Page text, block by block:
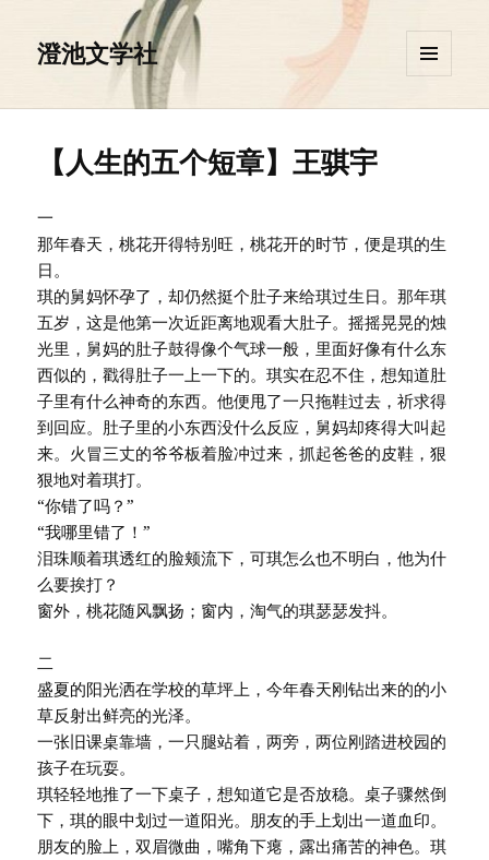
澄池文学社
挂件
【人生的五个短章】王骐宇
一
那年春天，桃花开得特别旺，桃花开的时节，便是琪的生
日。
琪的舅妈怀孕了，却仍然挺个肚子来给琪过生日。那年琪
五岁，这是他第一次近距离地观看大肚子。摇摇晃晃的烛
光里，舅妈的肚子鼓得像个气球一般，里面好像有什么东
西似的，戳得肚子一上一下的。琪实在忍不住，想知道肚
子里有什么神奇的东西。他便甩了一只拖鞋过去，祈求得
到回应。肚子里的小东西没什么反应，舅妈却疼得大叫起
来。火冒三丈的爷爷板着脸冲过来，抓起爸爸的皮鞋，狠
狠地对着琪打。
“你错了吗？”
“我哪里错了！”
泪珠顺着琪透红的脸颊流下，可琪怎么也不明白，他为什
么要挨打？
窗外，桃花随风飘扬；窗内，淘气的琪瑟瑟发抖。
二
盛夏的阳光洒在学校的草坪上，今年春天刚钻出来的的小
草反射出鲜亮的光泽。
一张旧课桌靠墙，一只腿站着，两旁，两位刚踏进校园的
孩子在玩耍。
琪轻轻地推了一下桌子，想知道它是否放稳。桌子骤然倒
下，琪的眼中划过一道阳光。朋友的手上划出一道血印。
朋友的脸上，双眉微曲，嘴角下瘪，露出痛苦的神色。琪